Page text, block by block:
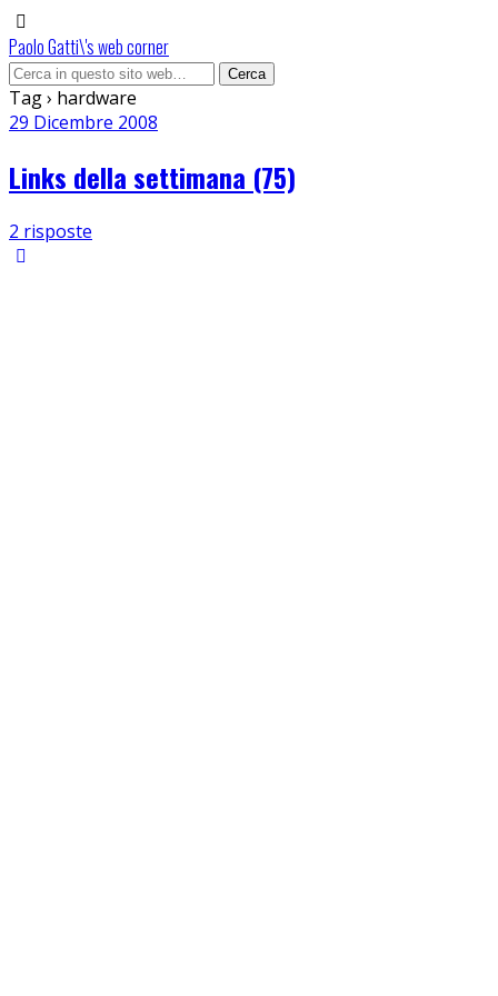
Paolo Gatti\'s web corner
Tag › hardware
29 Dicembre 2008
Links della settimana (75)
2 risposte